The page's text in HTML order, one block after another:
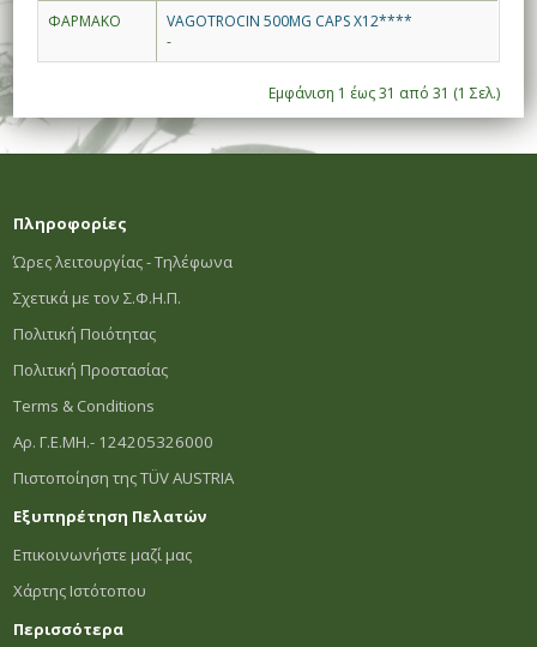
ΦΑΡΜΑΚΟ
VAGOTROCIN 500MG CAPS X12****
-
Εμφάνιση 1 έως 31 από 31 (1 Σελ.)
Πληροφορίες
Ώρες λειτουργίας - Τηλέφωνα
Σχετικά με τον Σ.Φ.Η.Π.
Πολιτική Ποιότητας
Πολιτική Προστασίας
Terms & Conditions
Αρ. Γ.Ε.ΜΗ.- 124205326000
Πιστοποίηση της TÜV AUSTRIA
Εξυπηρέτηση Πελατών
Επικοινωνήστε μαζί μας
Χάρτης Ιστότοπου
Περισσότερα